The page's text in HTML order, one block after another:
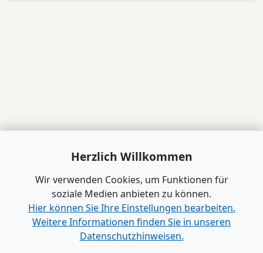
Herzlich Willkommen
Wir verwenden Cookies, um Funktionen für
soziale Medien anbieten zu können.
Hier können Sie Ihre Einstellungen bearbeiten.
Weitere Informationen finden Sie in unseren
Datenschutzhinweisen.